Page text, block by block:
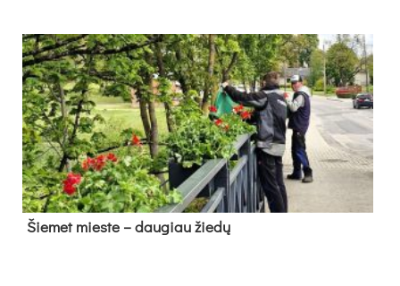
Šie­met mies­te – dau­giau žie­dų